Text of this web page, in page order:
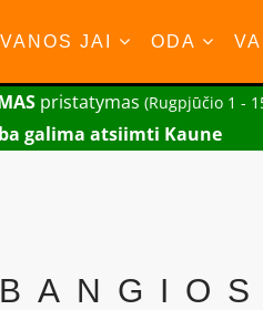
JAI ODA
pristatymas (Rugpjūčio 1 -
galima atsiimti Kaune